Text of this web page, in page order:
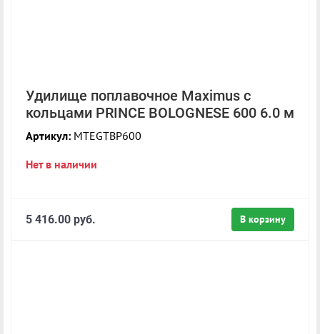
Удилище поплавочное Maximus с
кольцами PRINCE BOLOGNESE 600 6.0 м
Артикул: MTEGTBP600
Нет в наличии
В корзину
5 416.00 руб.